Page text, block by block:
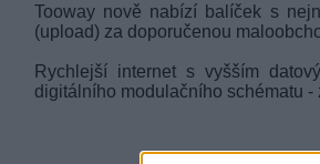
Tooway nově nabízí balíček s
(upload) za doporučenou
Rychlejší internet s vyšším
digitálního modulačního schématu